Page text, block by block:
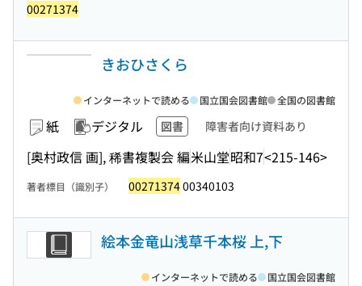
00271374
きおひさくら
紙 デジタル 図書 障害者向け資料あり
[奥村政信 画], 稀書複製会 編米山堂昭和7<215-146>
インターネットで読める 国立国会図書館 全国の図書館
著者標目（識別子） 0027137400340103
絵本金竜山浅草千本桜 上,下
インターネットで読める 国立国会図書館